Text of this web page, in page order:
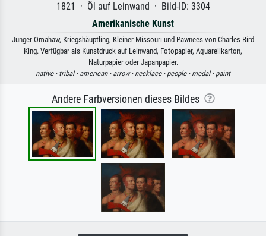
1821 · Öl auf Leinwand · Bild-ID: 3304
Amerikanische Kunst
Junger Omahaw, Kriegshäuptling, Kleiner Missouri und Pawnees von Charles Bird
King. Verfügbar als Kunstdruck auf Leinwand, Fotopapier, Aquarellkarton,
Naturpapier oder Japanpapier.
native · tribal · american · arrow · necklace · people · medal · paint
Andere Farbversionen dieses Bildes